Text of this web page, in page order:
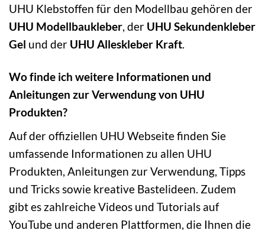
UHU Klebstoffen für den Modellbau gehören der
UHU Modellbaukleber, der UHU Sekundenkleber
Gel und der UHU Alleskleber Kraft.
Wo finde ich weitere Informationen und
Anleitungen zur Verwendung von UHU
Produkten?
Auf der offiziellen UHU Webseite finden Sie
umfassende Informationen zu allen UHU
Produkten, Anleitungen zur Verwendung, Tipps
und Tricks sowie kreative Bastelideen. Zudem
gibt es zahlreiche Videos und Tutorials auf
YouTube und anderen Plattformen, die Ihnen die